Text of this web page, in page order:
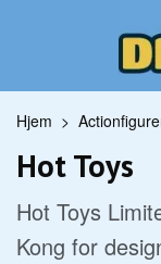
Hjem
Hot Toys
Hot Toys
Kong for